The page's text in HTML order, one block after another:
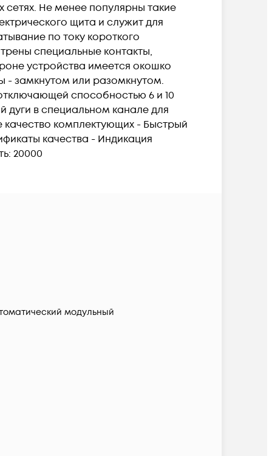
сетях. Не менее популярны такие
щита и служит для
по току короткого
специальные контакты,
устройства имеется окошко
- замкнутом или разомкнутом.
способностью 6 и 10
дуги в специальном канале для
комплектующих - Быстрый
качества - Индикация
20000
модульный